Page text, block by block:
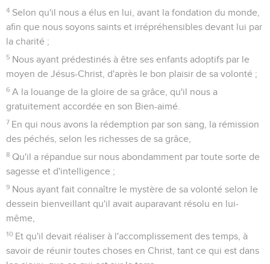
4 Selon qu'il nous a élus en lui, avant la fondation du monde,
afin que nous soyons saints et irrépréhensibles devant lui par
la charité ;
5 Nous ayant prédestinés à être ses enfants adoptifs par le
moyen de Jésus-Christ, d'après le bon plaisir de sa volonté ;
6 A la louange de la gloire de sa grâce, qu'il nous a
gratuitement accordée en son Bien-aimé.
7 En qui nous avons la rédemption par son sang, la rémission
des péchés, selon les richesses de sa grâce,
8 Qu'il a répandue sur nous abondamment par toute sorte de
sagesse et d'intelligence ;
9 Nous ayant fait connaître le mystère de sa volonté selon le
dessein bienveillant qu'il avait auparavant résolu en lui-
même,
10 Et qu'il devait réaliser à l'accomplissement des temps, à
savoir de réunir toutes choses en Christ, tant ce qui est dans